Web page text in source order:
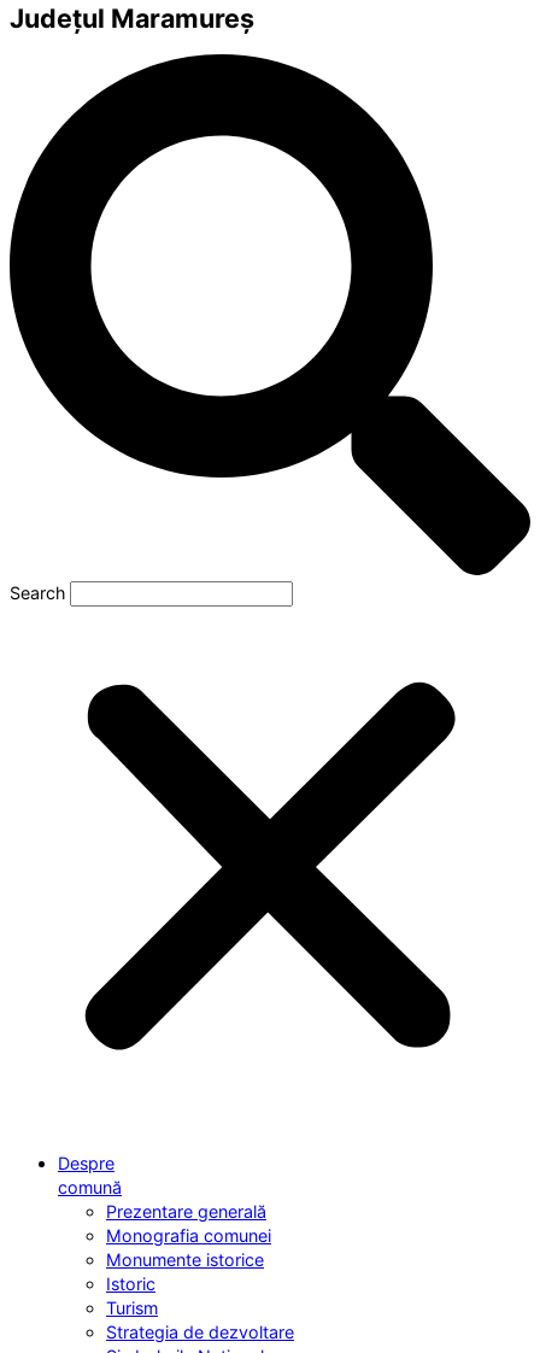
Județul Maramureș
Search
Despre
comună
Prezentare generală
Monografia comunei
Monumente istorice
Istoric
Turism
Strategia de dezvoltare